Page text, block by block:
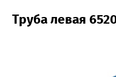
Труба левая